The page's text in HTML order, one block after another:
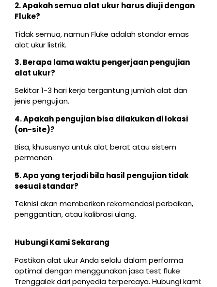
2. Apakah semua alat ukur harus diuji dengan
Fluke?
Tidak semua, namun Fluke adalah standar emas
alat ukur listrik.
3. Berapa lama waktu pengerjaan pengujian
alat ukur?
Sekitar 1-3 hari kerja tergantung jumlah alat dan
jenis pengujian.
4. Apakah pengujian bisa dilakukan di lokasi
(on-site)?
Bisa, khususnya untuk alat berat atau sistem
permanen.
5. Apa yang terjadi bila hasil pengujian tidak
sesuai standar?
Teknisi akan memberikan rekomendasi perbaikan,
penggantian, atau kalibrasi ulang.
Hubungi Kami Sekarang
Pastikan alat ukur Anda selalu dalam performa
optimal dengan menggunakan jasa test fluke
Trenggalek dari penyedia terpercaya. Hubungi kami: